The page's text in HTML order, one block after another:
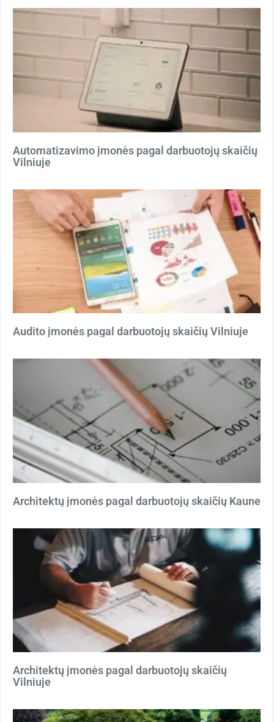
Automatizavimo įmonės pagal darbuotojų skaičių
Vilniuje
Audito įmonės pagal darbuotojų skaičių Vilniuje
Architektų įmonės pagal darbuotojų skaičių Kaune
Architektų įmonės pagal darbuotojų skaičių
Vilniuje